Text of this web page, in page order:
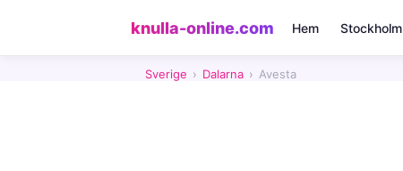
knulla-online.com Hem Stockholm
Sverige › Dalarna › Avesta